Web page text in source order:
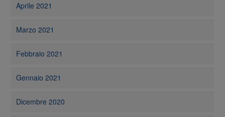
Aprile 2021
Marzo 2021
Febbraio 2021
Gennaio 2021
Dicembre 2020